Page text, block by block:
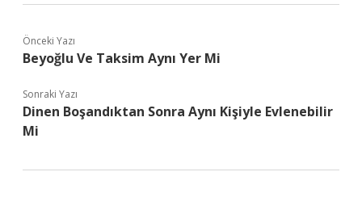
Önceki Yazı
Beyoğlu Ve Taksim Aynı Yer Mi
Sonraki Yazı
Dinen Boşandıktan Sonra Aynı Kişiyle Evlenebilir
Mi